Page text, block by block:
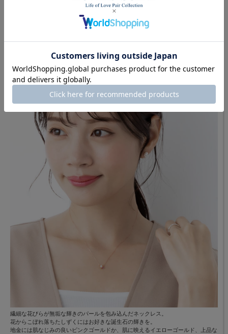
繊細な花びらが無垢な輝きのパールを包み込んだネックレス。
花からこぼれ落ちたしずくにはお好きな誕生石の輝きを。
地金には肌なじみの良いピンクゴールドか、肌に映えるイエローゴールド、上品な